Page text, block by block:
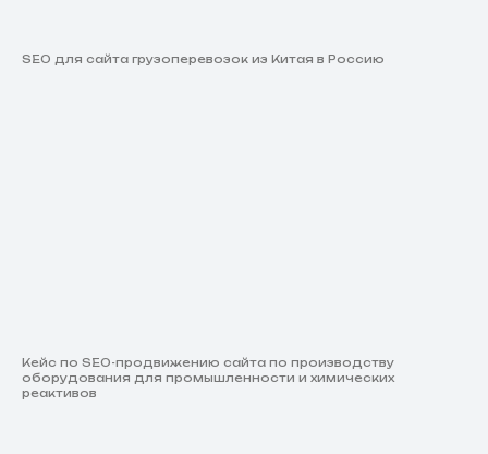
SEO для сайта грузоперевозок из Китая в Россию
Кейс по SEO-продвижению сайта по производству
оборудования для промышленности и химических
реактивов